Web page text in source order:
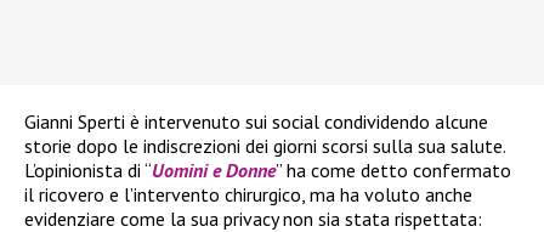
Gianni Sperti è intervenuto sui social condividendo alcune
storie dopo le indiscrezioni dei giorni scorsi sulla sua salute.
L’opinionista di “Uomini e Donne” ha come detto confermato
il ricovero e l’intervento chirurgico, ma ha voluto anche
evidenziare come la sua privacy non sia stata rispettata: